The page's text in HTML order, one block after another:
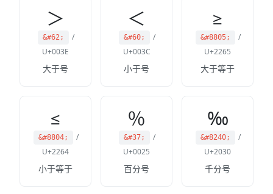
＞
&#62;
/
U+003E
大于号
＜
&#60;
/
U+003C
小于号
≥
&#8805;
/
U+2265
大于等于
≤
&#8804;
/
U+2264
小于等于
％
&#37;
/
U+0025
百分号
‰
&#8240;
/
U+2030
千分号